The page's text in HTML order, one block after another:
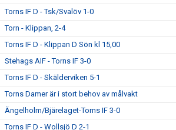
Torns IF D - Tsk/Svalöv 1-0
Torn - Klippan, 2-4
Torns IF D - Klippan D Sön kl 15,00
Stehags AIF - Torns IF 3-0
Torns IF D - Skälderviken 5-1
Torns Damer är i stort behov av målvakt
Ängelholm/Bjärelaget-Torns IF 3-0
Torns IF D - Wollsjö D 2-1